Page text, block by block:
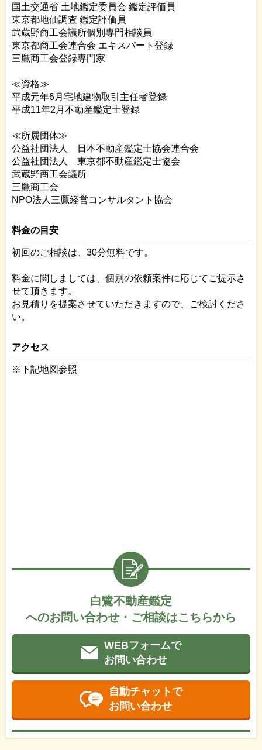
国土交通省 土地鑑定委員会 鑑定評価員
東京都地価調査 鑑定評価員
武蔵野商工会議所個別専門相談員
東京都商工会連合会 エキスパート登録
三鷹商工会登録専門家
≪資格≫
平成元年6月宅地建物取引主任者登録
平成11年2月不動産鑑定士登録
≪所属団体≫
公益社団法人 日本不動産鑑定士協会連合会
公益社団法人 東京都不動産鑑定士協会
武蔵野商工会議所
三鷹商工会
NPO法人三鷹経営コンサルタント協会
料金の目安
初回のご相談は、30分無料です。
料金に関しましては、個別の依頼案件に応じてご提示さ
せて頂きます。
お見積りを提案させていただきますので、ご検討くださ
い。
アクセス
※下記地図参照
白鷺不動産鑑定
へのお問い合わせ・ご相談はこちらから
WEBフォームで
お問い合わせ
自動チャットで
お問い合わせ